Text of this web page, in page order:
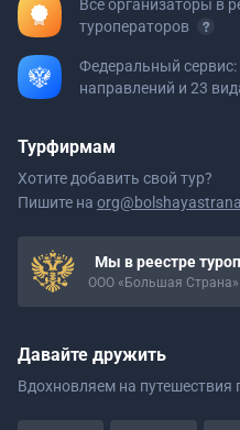
Все организаторы в
туроператоров
Федеральный сервис:
направлений и 23
Турфирмам
Хотите добавить свой тур?
Пишите на
Мы в реестре
ООО «Большая
Давайте дружить
Вдохновляем на путешествия